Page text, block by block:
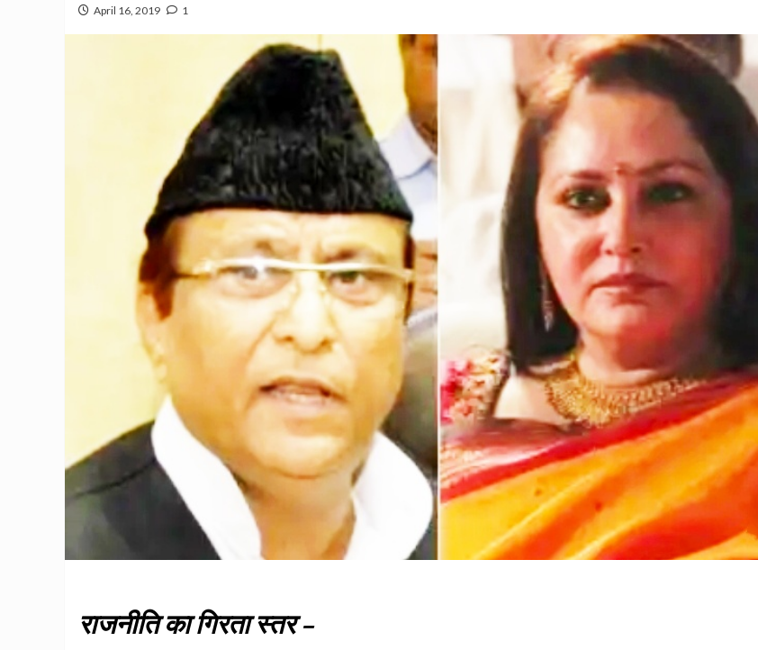
April 16, 2019 1
राजनीति का गिरता स्तर –